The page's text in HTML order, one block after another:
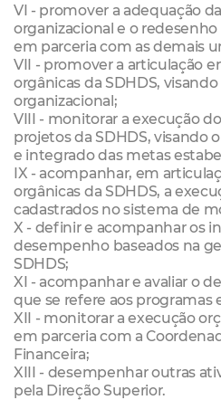
VI - promover a adequação
organizacional e o redesenho
em parceria com as demais
VII - promover a articulação
orgânicas da SDHDS,
organizacional;
VIII - monitorar a execução
projetos da SDHDS,
e integrado das metas
IX - acompanhar, em
orgânicas da SDHDS, a
cadastrados no sistema de
X - definir e acompanhar os
desempenho baseados na
SDHDS;
XI - acompanhar e avaliar o
que se refere aos programas
XII - monitorar a execução
em parceria com a
Financeira;
XIII - desempenhar outras
pela Direção Superior.